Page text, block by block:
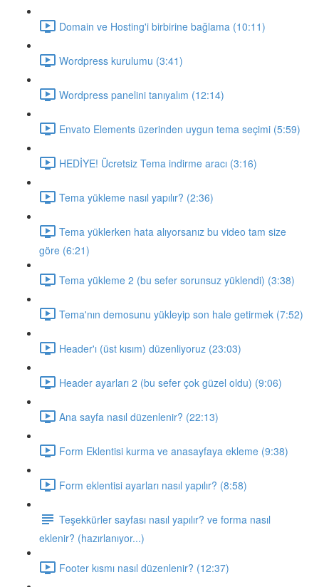
Domain ve Hosting'i birbirine bağlama (10:11)
Wordpress kurulumu (3:41)
Wordpress panelini tanıyalım (12:14)
Envato Elements üzerinden uygun tema seçimi (5:59)
HEDİYE! Ücretsiz Tema indirme aracı (3:16)
Tema yükleme nasıl yapılır? (2:36)
Tema yüklerken hata alıyorsanız bu video tam size
göre (6:21)
Tema yükleme 2 (bu sefer sorunsuz yüklendi) (3:38)
Tema'nın demosunu yükleyip son hale getirmek (7:52)
Header'ı (üst kısım) düzenliyoruz (23:03)
Header ayarları 2 (bu sefer çok güzel oldu) (9:06)
Ana sayfa nasıl düzenlenir? (22:13)
Form Eklentisi kurma ve anasayfaya ekleme (9:38)
Form eklentisi ayarları nasıl yapılır? (8:58)
Teşekkürler sayfası nasıl yapılır? ve forma nasıl
eklenir? (hazırlanıyor...)
Footer kısmı nasıl düzenlenir? (12:37)